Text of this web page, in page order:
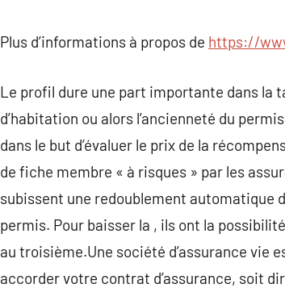
Plus d’informations à propos de https://
Le profil dure une part importante dans la
d’habitation ou alors l’ancienneté du
dans le but d’évaluer le prix de la
de fiche membre « à risques » par les
subissent une redoublement automatique
permis. Pour baisser la , ils ont la
au troisième.Une société d’assurance vie
accorder votre contrat d’assurance, soit